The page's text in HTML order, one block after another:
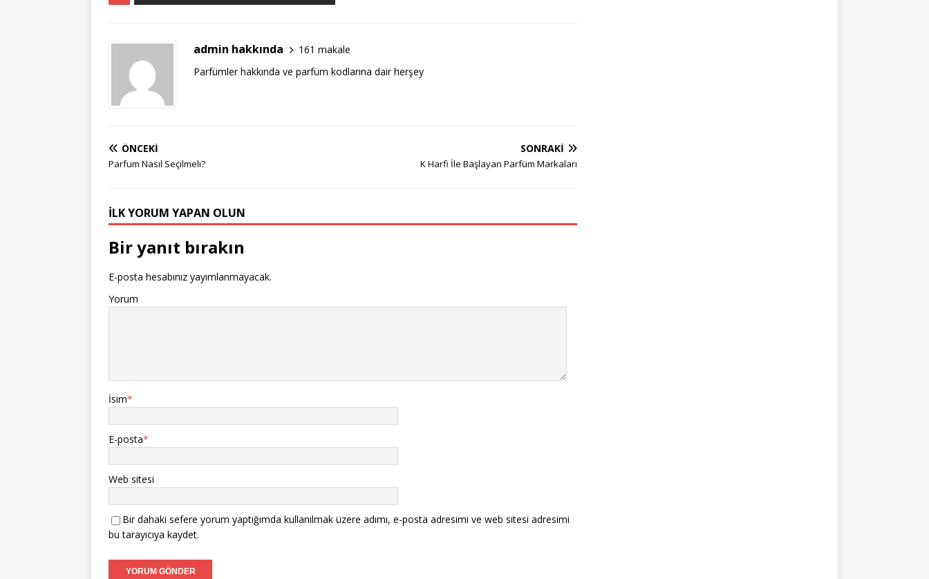
admin hakkında
161 makale
Parfümler hakkında ve parfüm kodlarına dair herşey
ÖNCEKI
Parfum Nasıl Seçilmeli?
SONRAKI
K Harfi İle Başlayan Parfüm Markaları
İLK YORUM YAPAN OLUN
Bir yanıt bırakın
E-posta hesabınız yayımlanmayacak.
Yorum
İsim*
E-posta*
Web sitesi
Bir dahaki sefere yorum yaptığımda kullanılmak üzere adımı, e-posta adresimi ve web sitesi adresimi
bu tarayıcıya kaydet.